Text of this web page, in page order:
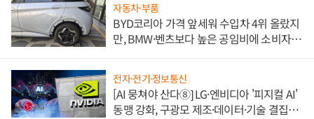
자동차·부품
BYD코리아 가격 앞세워 수입차 4위 올랐지
만, BMW·벤츠보다 높은 공임비에 소비자
전자·전기·정보통신
[AI 뭉쳐야 산다⑧] LG·엔비디아 '피지컬 AI'
동맹 강화, 구광모 제조·데이터·기술 결집